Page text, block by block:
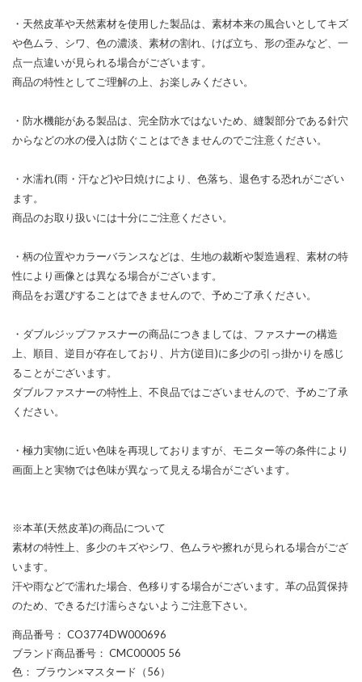
・天然皮革や天然素材を使用した製品は、素材本来の風合いとしてキズ
や色ムラ、シワ、色の濃淡、素材の割れ、けば立ち、形の歪みなど、一
点一点違いが見られる場合がございます。
商品の特性としてご理解の上、お楽しみください。
・防水機能がある製品は、完全防水ではないため、縫製部分である針穴
からなどの水の侵入は防ぐことはできませんのでご注意ください。
・水濡れ(雨・汗など)や日焼けにより、色落ち、退色する恐れがござい
ます。
商品のお取り扱いには十分にご注意ください。
・柄の位置やカラーバランスなどは、生地の裁断や製造過程、素材の特
性により画像とは異なる場合がございます。
商品をお選びすることはできませんので、予めご了承ください。
・ダブルジップファスナーの商品につきましては、ファスナーの構造
上、順目、逆目が存在しており、片方(逆目)に多少の引っ掛かりを感じ
ることがございます。
ダブルファスナーの特性上、不良品ではございませんので、予めご了承
ください。
・極力実物に近い色味を再現しておりますが、モニター等の条件により
画面上と実物では色味が異なって見える場合がございます。
※本革(天然皮革)の商品について
素材の特性上、多少のキズやシワ、色ムラや擦れが見られる場合がござ
います。
汗や雨などで濡れた場合、色移りする場合がございます。革の品質保持
のため、できるだけ濡らさないようご注意下さい。
商品番号 ： CO3774DW000696
ブランド商品番号 ： CMC00005 56
色 ： ブラウン×マスタード（56）